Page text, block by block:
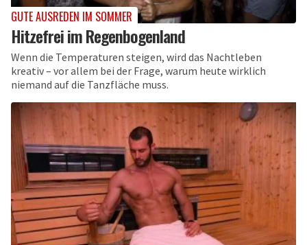
GUTE AUSREDEN IM SOMMER
Hitzefrei im Regenbogenland
Wenn die Temperaturen steigen, wird das Nachtleben
kreativ – vor allem bei der Frage, warum heute wirklich
niemand auf die Tanzfläche muss.